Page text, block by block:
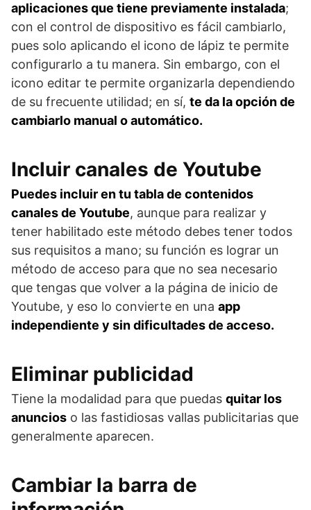
aplicaciones que tiene previamente instalada;
con el control de dispositivo es fácil cambiarlo,
pues solo aplicando el icono de lápiz te permite
configurarlo a tu manera. Sin embargo, con el
icono editar te permite organizarla dependiendo
de su frecuente utilidad; en sí, te da la opción de
cambiarlo manual o automático.
Incluir canales de Youtube
Puedes incluir en tu tabla de contenidos
canales de Youtube, aunque para realizar y
tener habilitado este método debes tener todos
sus requisitos a mano; su función es lograr un
método de acceso para que no sea necesario
que tengas que volver a la página de inicio de
Youtube, y eso lo convierte en una app
independiente y sin dificultades de acceso.
Eliminar publicidad
Tiene la modalidad para que puedas quitar los
anuncios o las fastidiosas vallas publicitarias que
generalmente aparecen.
Cambiar la barra de